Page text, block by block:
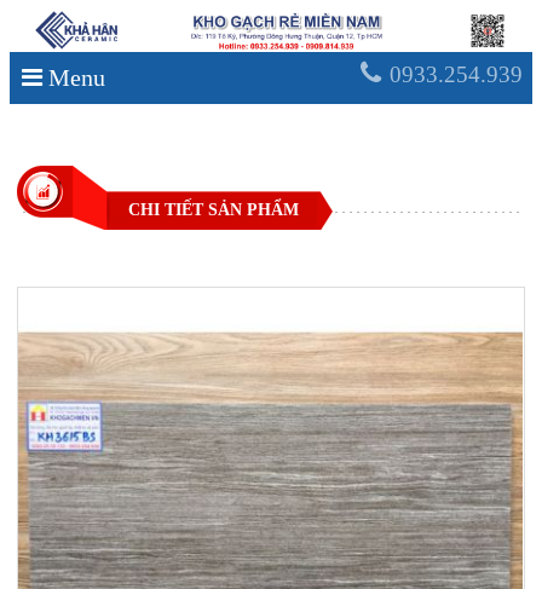
Menu 0933.254.939
CHI TIẾT SẢN PHẨM